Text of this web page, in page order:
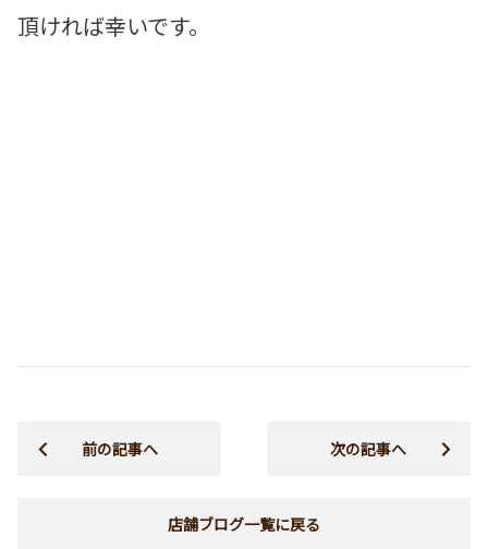
頂ければ幸いです。
前の記事へ
店舗ブログ一覧に戻る
次の記事へ